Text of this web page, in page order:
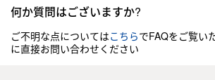
何か質問はございますか?
ご不明な点についてはこちらでFAQをご覧い
に直接お問い合わせください